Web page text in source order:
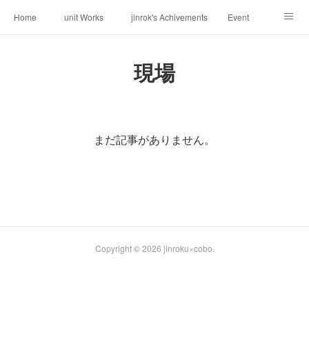
Home unit Works jinrok's Achivements Event
現場
まだ記事がありません。
Copyright ©2026 jinroku×cobo.